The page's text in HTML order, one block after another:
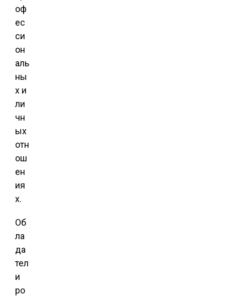
оф
ес
си
он
аль
ны
х и
ли
чн
ых
отн
ош
ен
ия
х.
Об
ла
да
тел
и
ро